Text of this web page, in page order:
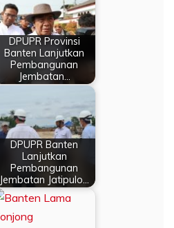
DPUPR Provinsi
Banten Lanjutkan
Pembangunan
Jembatan…
DPUPR Banten
Lanjutkan
Pembangunan
Jembatan Jatipulo…